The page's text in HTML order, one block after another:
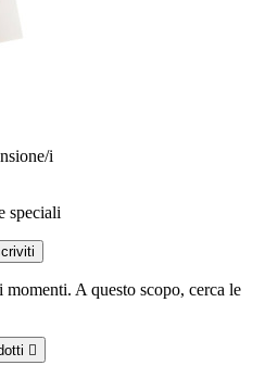
i
speciali
A questo scopo, cerca le
